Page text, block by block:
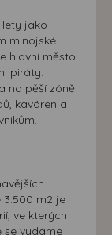
jako
minojské
hlavní město
piráty.
na pěší zóně
kaváren a
3.500 m2 je
ve kterých
se vydáme